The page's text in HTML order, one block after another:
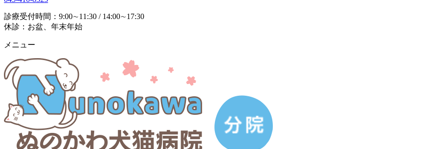
診療受付時間：9:00∼11:30 / 14:00∼17:30
休診：お盆、年末年始
メニュー